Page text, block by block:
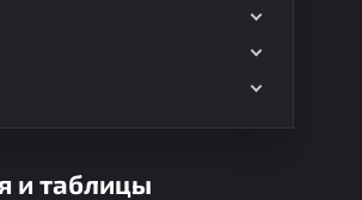
и таблицы